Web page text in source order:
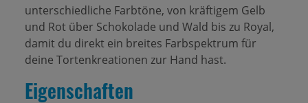
unterschiedliche Farbtöne, von kräftigem Gelb
und Rot über Schokolade und Wald bis zu Royal,
damit du direkt ein breites Farbspektrum für
deine Tortenkreationen zur Hand hast.
Eigenschaften